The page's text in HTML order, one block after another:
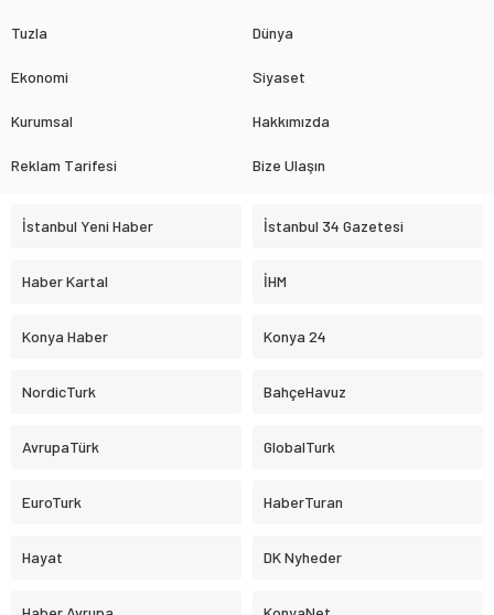
Tuzla Dünya
Ekonomi Siyaset
Kurumsal Hakkımızda
Reklam Tarifesi Bize Ulaşın
İstanbul Yeni Haber İstanbul 34 Gazetesi
Haber Kartal İHM
Konya Haber Konya 24
NordicTurk BahçeHavuz
AvrupaTürk GlobalTurk
EuroTurk HaberTuran
Hayat DK Nyheder